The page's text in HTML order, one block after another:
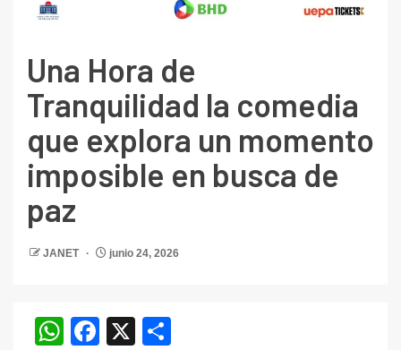
Una Hora de
Tranquilidad la comedia
que explora un momento
imposible en busca de
paz
JANET junio 24, 2026
WhatsApp
Facebook
X